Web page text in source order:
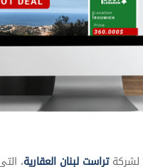
لشركةتراست لبنان العقارية،